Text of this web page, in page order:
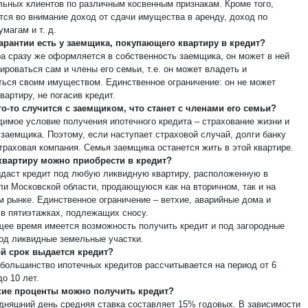
клиентов по различным косвенным признакам. Кроме того,
во внимание доход от сдачи имущества в аренду, доход по
и т. д.
есть у заемщика, покупающего квартиру в кредит?
сразу же оформляется в собственность заемщика, он может в ней
сам и члены его семьи, т.е. он может владеть и
своим имуществом. Единственное ограничение: он не может
не погасив кредит.
то случится с заемщиком, что станет с членами его семьи?
условие получения ипотечного кредита – страхование жизни и
Поэтому, если наступает страховой случай, долги банку
компания. Семья заемщика останется жить в этой квартире.
можно приобрести в кредит?
кредит под любую ликвидную квартиру, расположенную в
Московской области, продающуюся как на вторичном, так и на
рынке. Единственное ограничение – ветхие, аварийные дома и
пятиэтажках, подлежащих сносу.
время имеется возможность получить кредит и под загородные
ликвидные земельные участки.
срок выдается кредит?
ипотечных кредитов рассчитывается на период от 6
10 лет.
проценты можно получить кредит?
день средняя ставка составляет 15% годовых. В зависимости